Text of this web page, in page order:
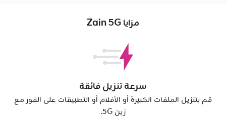
مزايا Zain 5G
سرعة تنزيل فائقة
قم بتنزيل الملفات الكبيرة أو الأفلام أو التطبيقات على الفور مع
زين 5G.